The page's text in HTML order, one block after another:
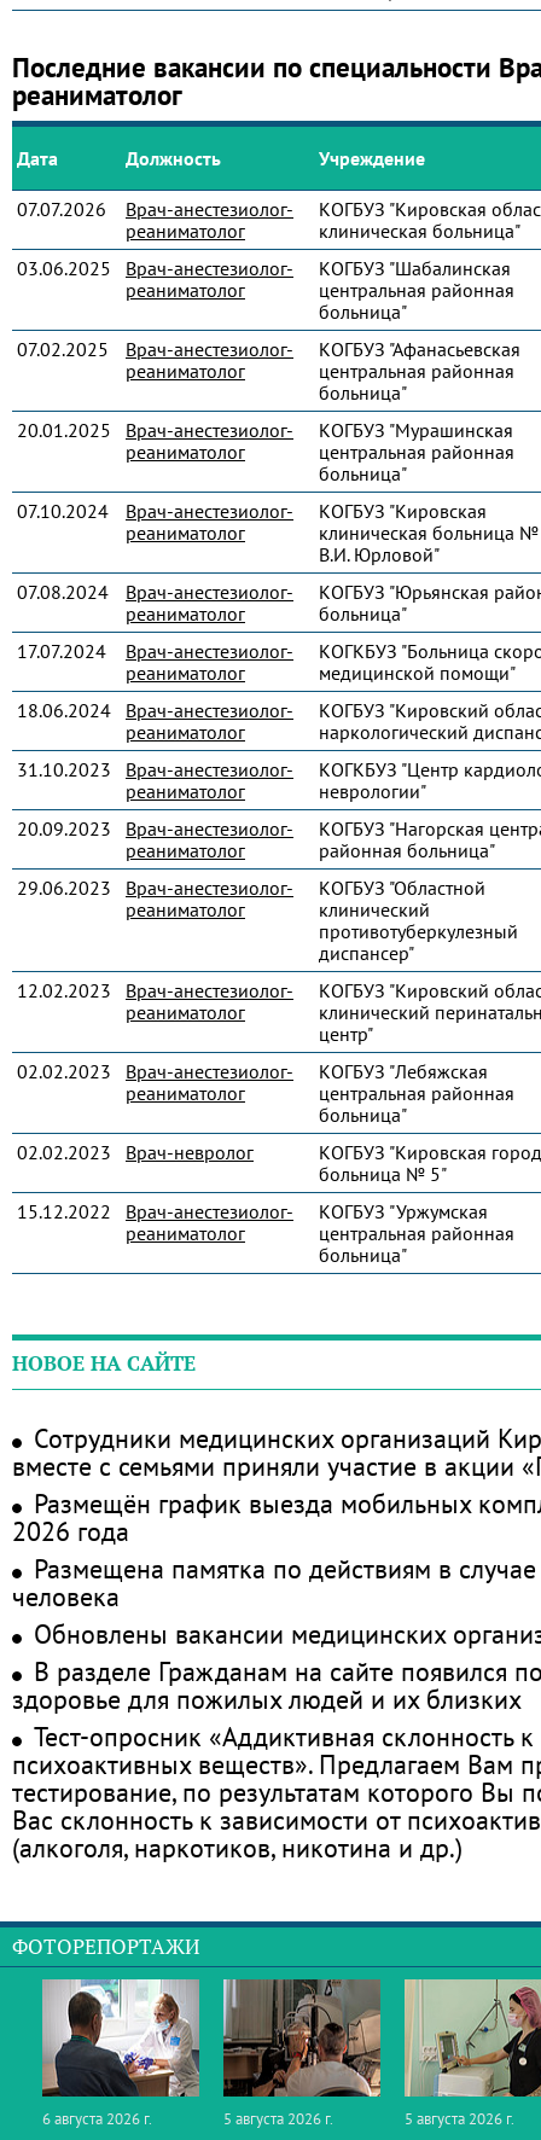
Последние вакансии по специальности
реаниматолог
Дата Должность Учреждение
07.07.2026
Врач-анестезиолог-
реаниматолог
КОГБУЗ "Кировская
клиническая больница"
03.06.2025
Врач-анестезиолог-
реаниматолог
КОГБУЗ "Шабалинская
центральная районная
больница"
07.02.2025
Врач-анестезиолог-
реаниматолог
КОГБУЗ "Афанасьевская
центральная районная
больница"
20.01.2025
Врач-анестезиолог-
реаниматолог
КОГБУЗ "Мурашинская
центральная районная
больница"
07.10.2024
Врач-анестезиолог-
реаниматолог
КОГБУЗ "Кировская
клиническая больница
В.И. Юрловой"
07.08.2024
Врач-анестезиолог-
реаниматолог
КОГБУЗ "Юрьянская
больница"
17.07.2024
Врач-анестезиолог-
реаниматолог
КОГКБУЗ "Больница
медицинской помощи"
18.06.2024
Врач-анестезиолог-
реаниматолог
КОГБУЗ "Кировский
наркологический
31.10.2023
Врач-анестезиолог-
реаниматолог
КОГКБУЗ "Центр
неврологии"
20.09.2023
Врач-анестезиолог-
реаниматолог
КОГБУЗ "Нагорская
районная больница"
29.06.2023
Врач-анестезиолог-
реаниматолог
КОГБУЗ "Областной
клинический
противотуберкулезный
диспансер"
12.02.2023
Врач-анестезиолог-
реаниматолог
КОГБУЗ "Кировский
клинический
центр"
02.02.2023
Врач-анестезиолог-
реаниматолог
КОГБУЗ "Лебяжская
центральная районная
больница"
02.02.2023
Врач-невролог
КОГБУЗ "Кировская
больница № 5"
15.12.2022
Врач-анестезиолог-
реаниматолог
КОГБУЗ "Уржумская
центральная районная
больница"
НОВОЕ НА САЙТЕ
Сотрудники медицинских организаций
вместе с семьями приняли участие в акции
Размещён график выезда мобильных
2026 года
Размещена памятка по действиям в
человека
Обновлены вакансии медицинских
В разделе Гражданам на сайте появился
здоровье для пожилых людей и их близких
Тест-опросник «Аддиктивная склонность
психоактивных веществ». Предлагаем Вам
тестирование, по результатам которого Вы
Вас склонность к зависимости от
(алкоголя, наркотиков, никотина и др.)
ФОТОРЕПОРТАЖИ
6 августа 2026 г.
5 августа 2026 г.
5 августа 2026 г.